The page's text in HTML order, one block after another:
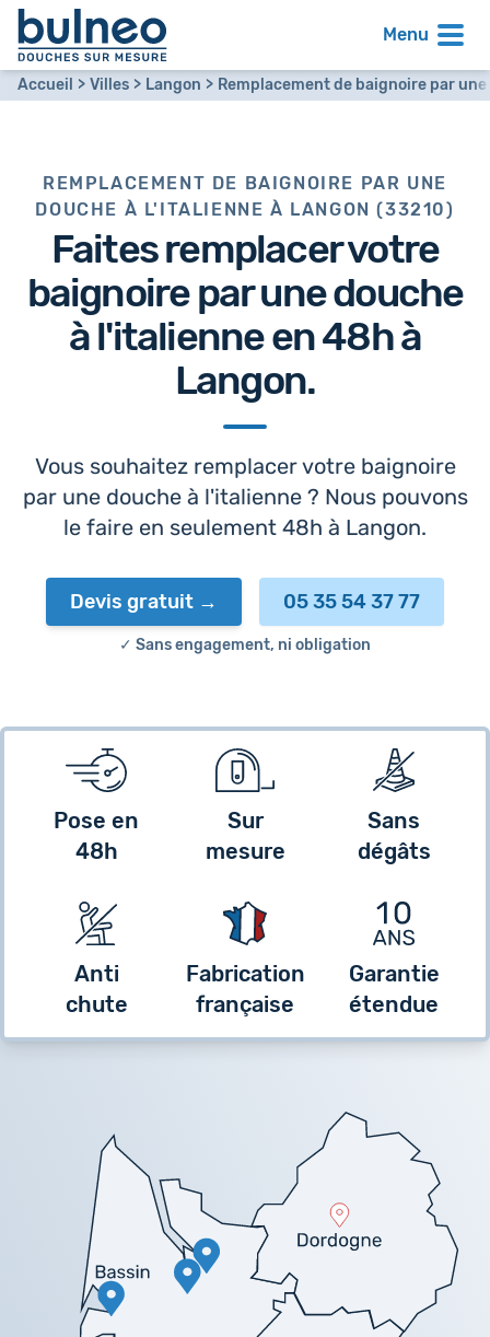
Menu
Accueil Villes Langon Remplacement de baignoire par
REMPLACEMENT DE BAIGNOIRE PAR UNE
DOUCHE À L'ITALIENNE À LANGON (33210)
Faites remplacer votre
baignoire parune douche
à l'italienne en 48hà
Langon.
Vous souhaitez remplacer votre baignoire
par une douche à l'italienne ? Nous pouvons
le faire en seulement 48h à Langon.
Devis gratuit 05 35 54 37 77
✓ Sans engagement, ni obligation
Pose en
48h
Sur
mesure
Sans
dégâts
Anti
chute
Fabrication
française
Garantie
étendue